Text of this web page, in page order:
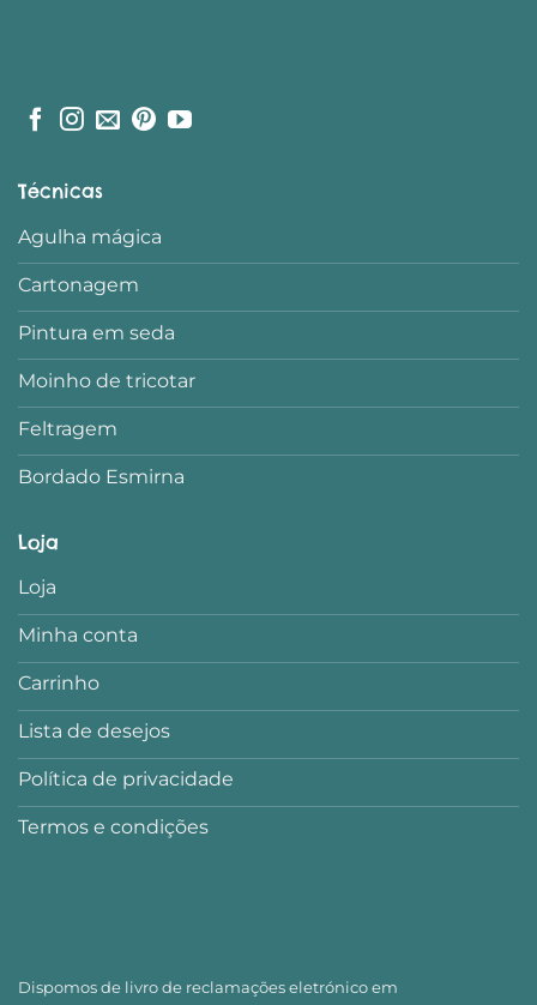
Técnicas
Agulha mágica
Cartonagem
Pintura em seda
Moinho de tricotar
Feltragem
Bordado Esmirna
Loja
Loja
Minha conta
Carrinho
Lista de desejos
Política de privacidade
Termos e condições
Dispomos de livro de reclamações eletrónico em